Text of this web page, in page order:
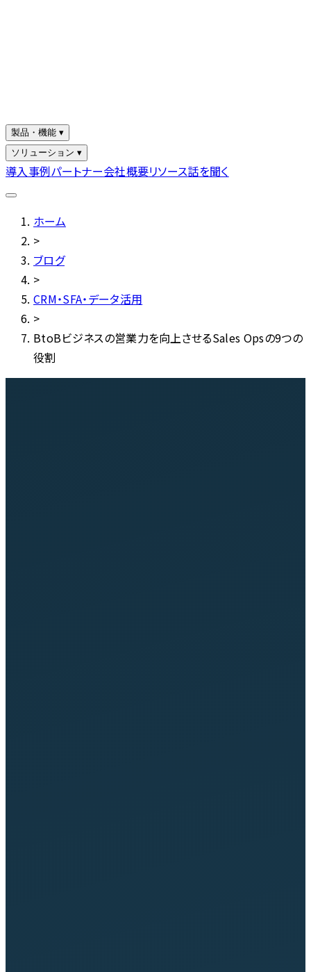
製品・機能 ▾
ソリューション ▾
導入事例パートナー会社概要リソース話を聞く
ホーム
>
ブログ
>
CRM・SFA・データ活用
>
BtoBビジネスの営業力を向上させるSales Opsの9つの
役割